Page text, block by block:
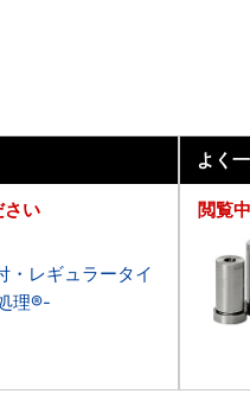
さい
レギュラータイ
理®-
よく
閲覧